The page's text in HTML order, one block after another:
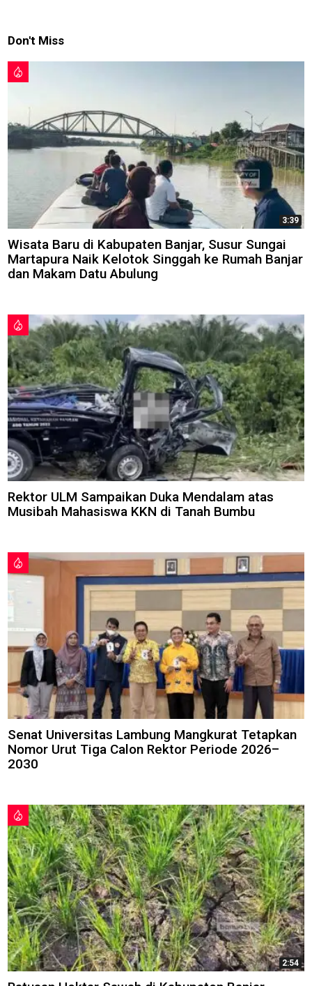
Don't Miss
3:39
Wisata Baru di Kabupaten Banjar, Susur Sungai
Martapura Naik Kelotok Singgah ke Rumah Banjar
dan Makam Datu Abulung
Rektor ULM Sampaikan Duka Mendalam atas
Musibah Mahasiswa KKN di Tanah Bumbu
Senat Universitas Lambung Mangkurat Tetapkan
Nomor Urut Tiga Calon Rektor Periode 2026–
2030
2:54